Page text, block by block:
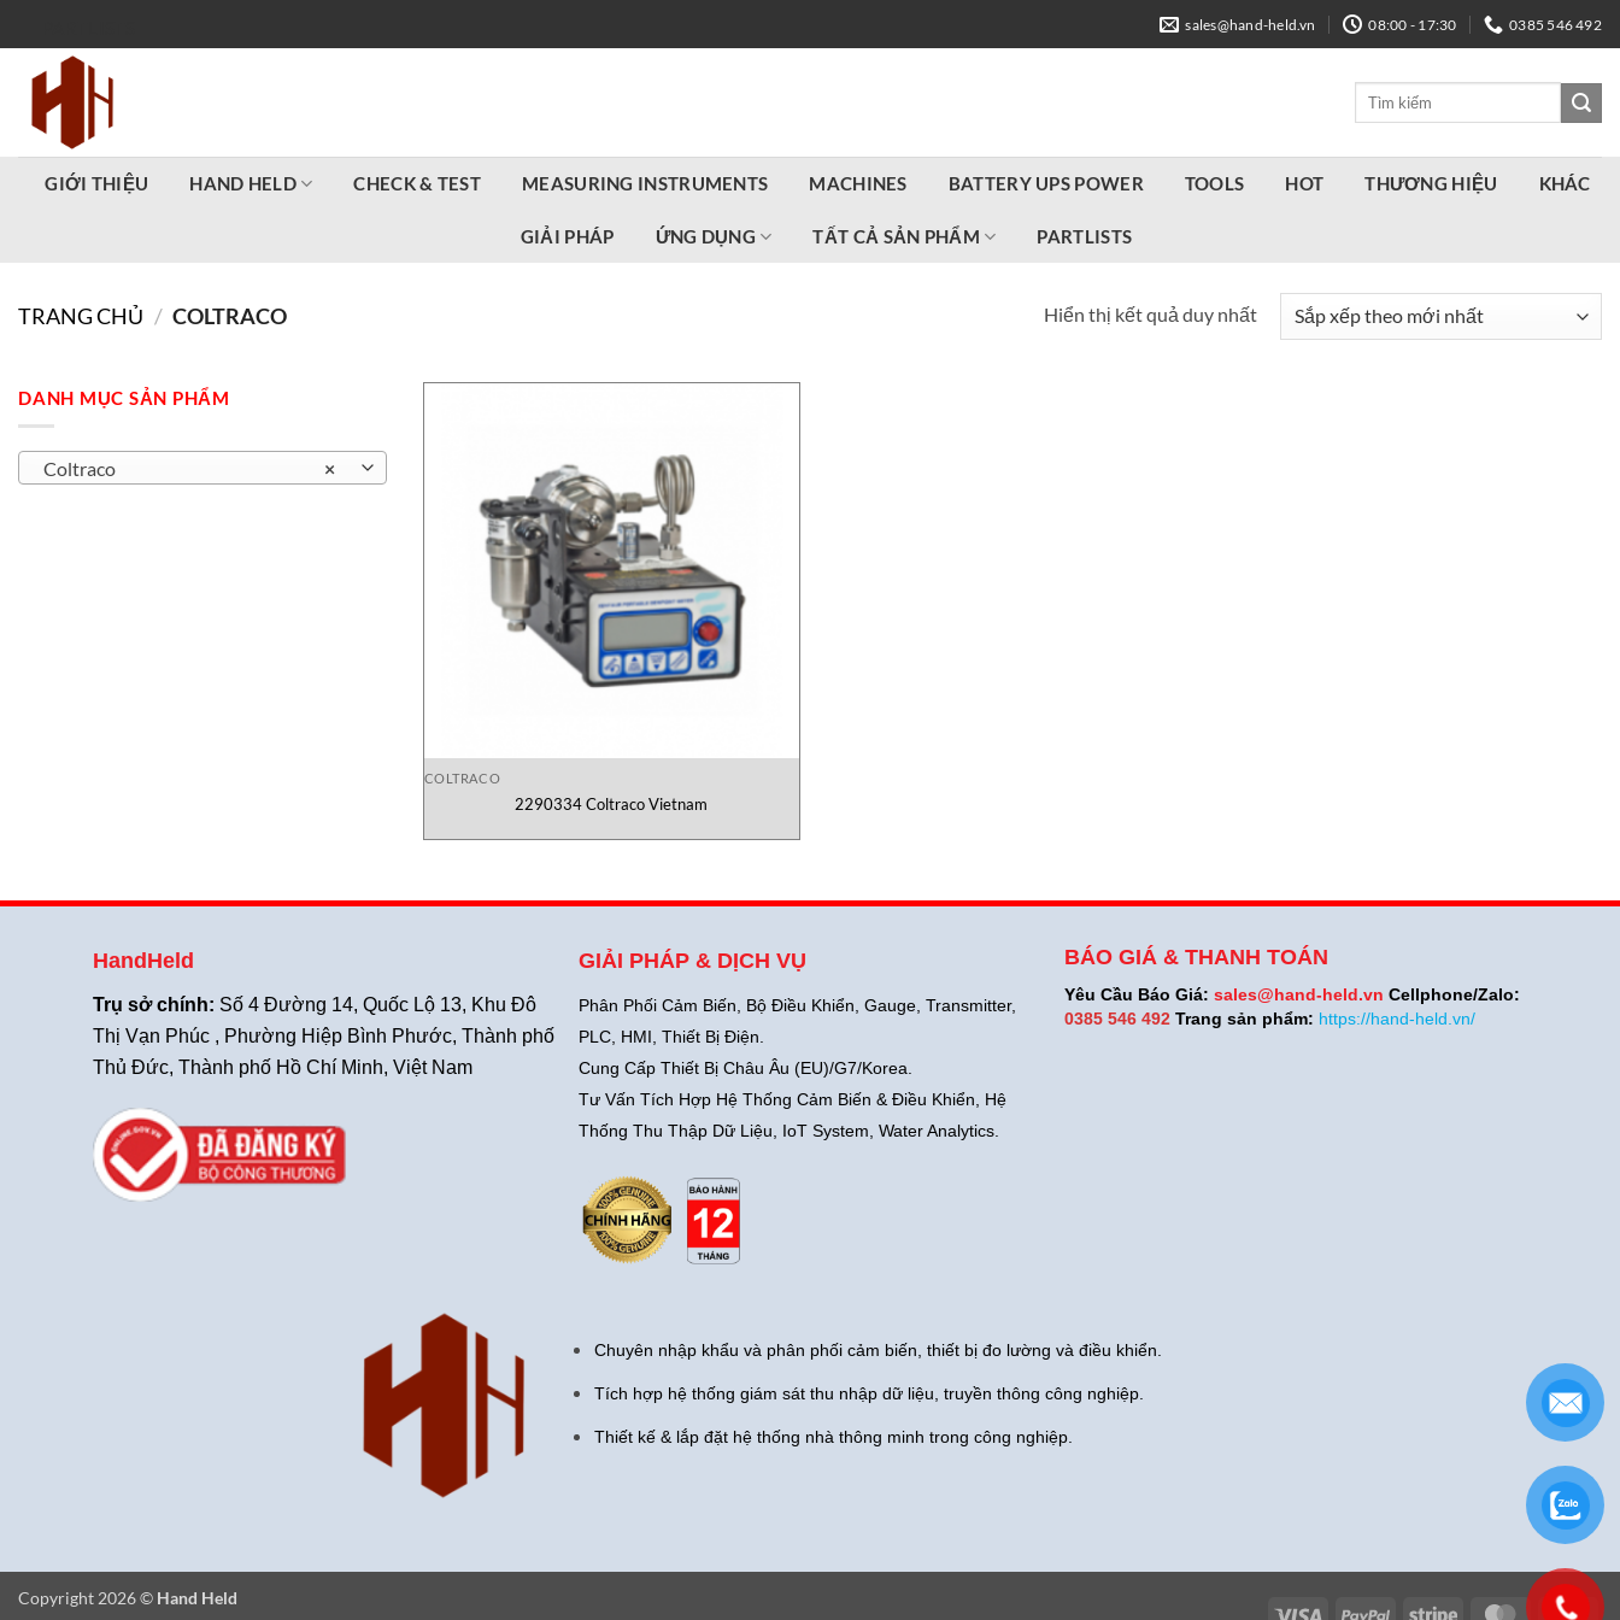
qua
sales@hand-held.vn 08:00 - 17:30 0385 546 492
Tìm
GIỚI THIỆU HAND HELD CHECK & TEST MEASURING INSTRUMENTS MACHINES BATTERY UPS POWER TOOLS HOT THƯƠNG HIỆU KHÁC
GIẢI PHÁP ỨNG DỤNG TẤT CẢ SẢN PHẨM PARTLISTS
TRANG CHỦ / COLTRACO Hiển thị kết quả duy nhất
DANH MỤC SẢN PHẨM
×
Coltraco
COLTRACO
2290334 Coltraco Vietnam
HandHeld
Trụ sở chính: Số 4 Đường 14, Quốc Lộ 13, Khu Đô
Thị Vạn Phúc , Phường Hiệp Bình Phước, Thành phố
Thủ Đức, Thành phố Hồ Chí Minh, Việt Nam
GIẢI PHÁP & DỊCH VỤ
Phân Phối Cảm Biến, Bộ Điều Khiển, Gauge, Transmitter,
PLC, HMI, Thiết Bị Điện.
Cung Cấp Thiết Bị Châu Âu (EU)/G7/Korea.
Tư Vấn Tích Hợp Hệ Thống Cảm Biến & Điều Khiển, Hệ
Thống Thu Thập Dữ Liệu, IoT System, Water Analytics.
BÁO GIÁ & THANH TOÁN
Yêu Cầu Báo Giá: sales@hand-held.vn Cellphone/Zalo:
0385 546 492Trang sản phẩm: https://hand-held.vn/
Chuyên nhập khẩu và phân phối cảm biến, thiết bị đo lường và điều khiển.
Tích hợp hệ thống giám sát thu nhập dữ liệu, truyền thông công nghiệp.
Thiết kế & lắp đặt hệ thống nhà thông minh trong công nghiệp.
Visa PayPal Stripe MasterCard
Copyright 2026 © Hand Held